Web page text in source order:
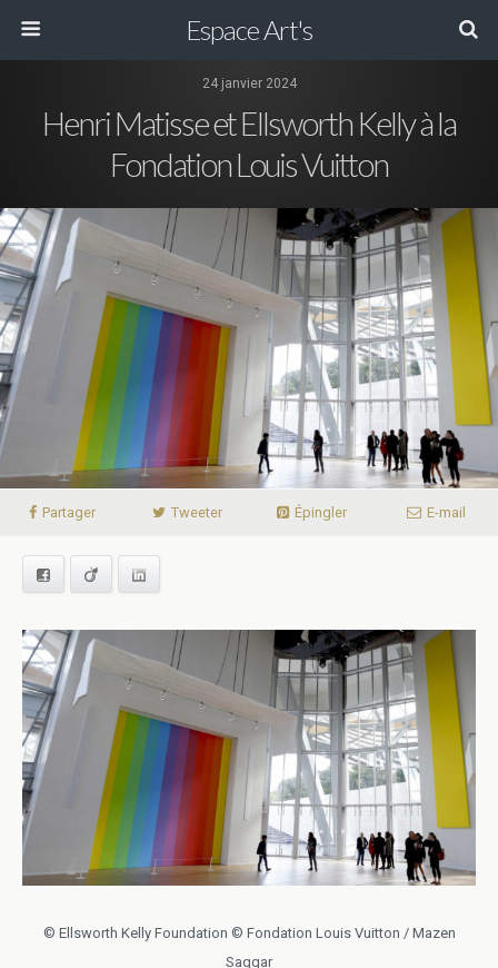
Espace Art's
24 janvier 2024
Henri Matisse et Ellsworth Kelly à la
Fondation Louis Vuitton
Partager Tweeter Épingler E-mail
Facebook Viadeo
© Ellsworth Kelly Foundation © Fondation Louis Vuitton / Mazen
Saggar